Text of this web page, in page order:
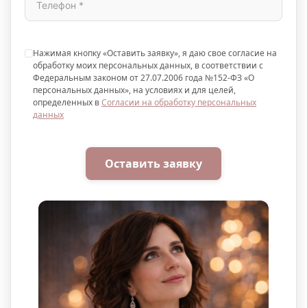
Нажимая кнопку «Оставить заявку», я даю свое согласие на
обработку моих персональных данных, в соответствии с
Федеральным законом от 27.07.2006 года №152-ФЗ «О
персональных данных», на условиях и для целей,
определенных вСогласии на обработку персональных
данных
Оставить заявку